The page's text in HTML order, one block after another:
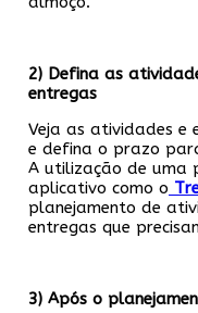
2) Defina as
entregas
Veja as atividades e
e defina o prazo
A utilização de uma
aplicativo como o
planejamento de
entregas que
3) Após o